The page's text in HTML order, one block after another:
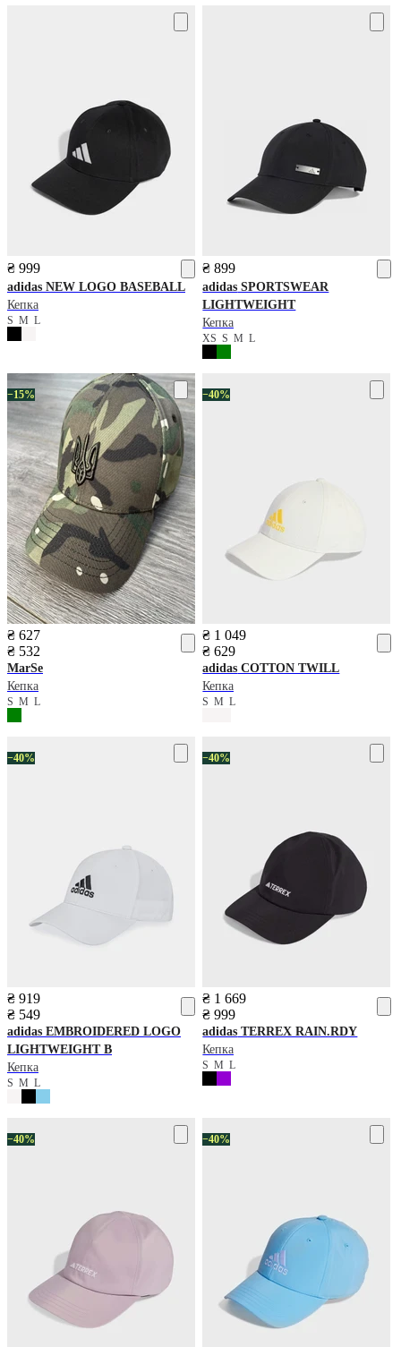
₴ 999
adidas NEW LOGO BASEBALL
Кепка
S M L
₴ 899
adidas SPORTSWEAR
LIGHTWEIGHT
Кепка
XSSML
−15%
₴ 627
₴ 532
MarSe
Кепка
S M L
−40%
₴ 1 049
₴ 629
adidas COTTON TWILL
Кепка
SML
−40%
₴ 919
₴ 549
adidas EMBROIDERED LOGO
LIGHTWEIGHT B
Кепка
S M L
−40%
₴ 1 669
₴ 999
adidas TERREX RAIN.RDY
Кепка
SML
−40% −40%